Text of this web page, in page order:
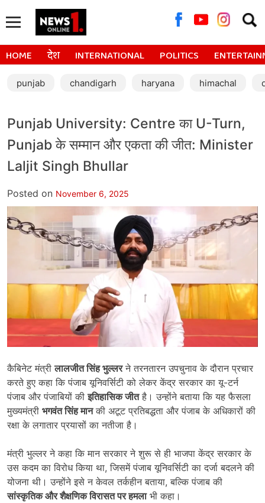
for:
HOME देश INTERNATIONAL POLITICS
punjab chandigarh haryana himachal
Punjab University: Centre का U-Turn,
Punjab के सम्मान और एकता की जीत: Minister
Laljit Singh Bhullar
Posted on November 6, 2025
कैबिनेट मंत्रीलालजीत सिंह भुल्लरने तरनतारन उपचुनाव के दौरान प्रचार
करते हुए कहा कि पंजाब यूनिवर्सिटी को लेकर केंद्र सरकार का यू-टर्न
पंजाब और पंजाबियों कीइतिहासिक जीतहै। उन्होंने बताया कि यह फैसला
मुख्यमंत्री भगवंत सिंह मानकी अटूट प्रतिबद्धता और पंजाब के अधिकारों की
रक्षा के लगातार प्रयासों का नतीजा है।
मंत्री भुल्लर ने कहा कि मान सरकार ने शुरू से ही भाजपा केंद्र सरकार के
उस कदम का विरोध किया था, जिसमें पंजाब यूनिवर्सिटी का दर्जा बदलने की
योजना थी। उन्होंने इसे न केवल तर्कहीन बताया, बल्कि पंजाब की
सांस्कृतिक और शैक्षणिक विरासत पर हमलाभी कहा।